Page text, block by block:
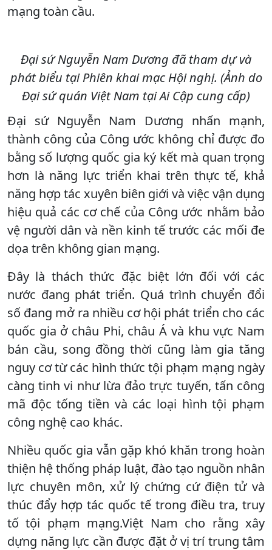
mạng toàn cầu.
Đại sứ Nguyễn Nam Dương đã tham dự và
phát biểu tại Phiên khai mạc Hội nghị. (Ảnh do
Đại sứ quán Việt Nam tại Ai Cập cung cấp)
Đại sứ Nguyễn Nam Dương nhấn mạnh,
thành công của Công ước không chỉ được đo
bằng số lượng quốc gia ký kết mà quan trọng
hơn là năng lực triển khai trên thực tế, khả
năng hợp tác xuyên biên giới và việc vận dụng
hiệu quả các cơ chế của Công ước nhằm bảo
vệ người dân và nền kinh tế trước các mối đe
dọa trên không gian mạng.
Đây là thách thức đặc biệt lớn đối với các
nước đang phát triển. Quá trình chuyển đổi
số đang mở ra nhiều cơ hội phát triển cho các
quốc gia ở châu Phi, châu Á và khu vực Nam
bán cầu, song đồng thời cũng làm gia tăng
nguy cơ từ các hình thức tội phạm mạng ngày
càng tinh vi như lừa đảo trực tuyến, tấn công
mã độc tống tiền và các loại hình tội phạm
công nghệ cao khác.
Nhiều quốc gia vẫn gặp khó khăn trong hoàn
thiện hệ thống pháp luật, đào tạo nguồn nhân
lực chuyên môn, xử lý chứng cứ điện tử và
thúc đẩy hợp tác quốc tế trong điều tra, truy
tố tội phạm mạng.Việt Nam cho rằng xây
dựng năng lực cần được đặt ở vị trí trung tâm